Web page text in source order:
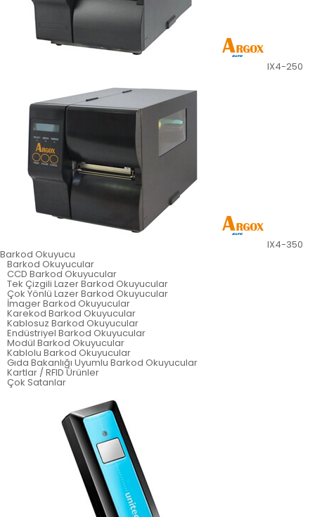
IX4-250
IX4-350
Barkod Okuyucu
Barkod Okuyucular
CCD Barkod Okuyucular
Tek Çizgili Lazer Barkod Okuyucular
Çok Yönlü Lazer Barkod Okuyucular
İmager Barkod Okuyucular
Karekod Barkod Okuyucular
Kablosuz Barkod Okuyucular
Endüstriyel Barkod Okuyucular
Modül Barkod Okuyucular
Kablolu Barkod Okuyucular
Gıda Bakanlığı Uyumlu Barkod Okuyucular
Kartlar / RFID Ürünler
Çok Satanlar